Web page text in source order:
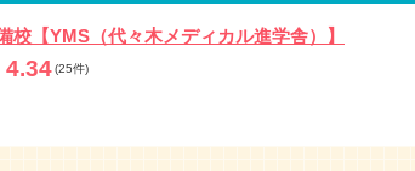
校【YMS（代々木メディカル進学舎）】
4.34(25件)